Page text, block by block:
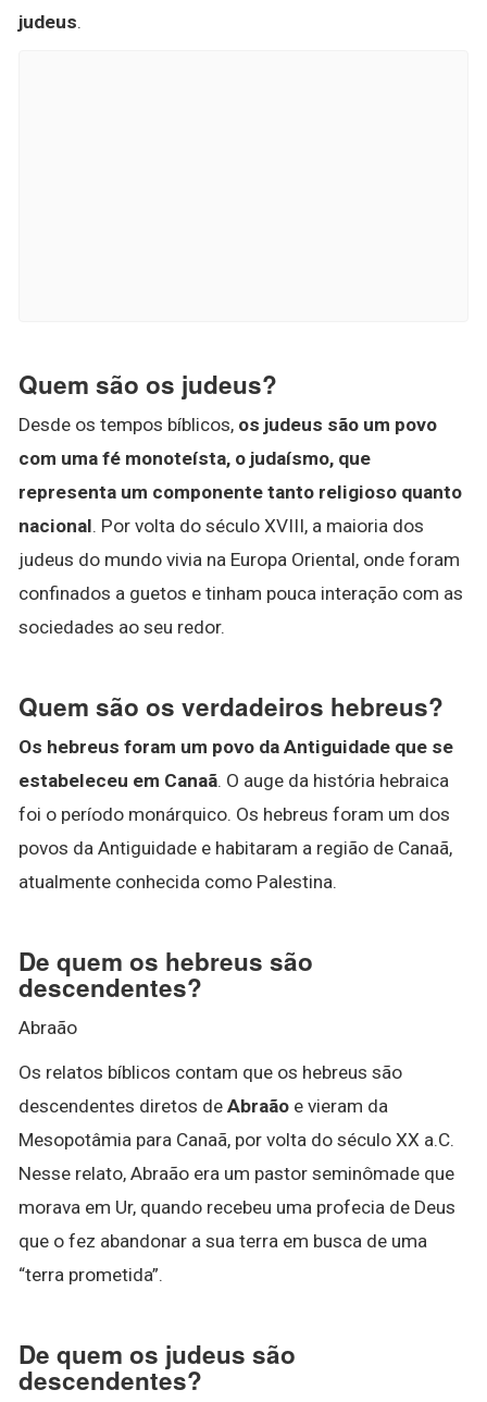
judeus.
Quem são os judeus?
Desde os tempos bíblicos, os judeus são um povo
com uma fé monoteísta, o judaísmo, que
representa um componente tanto religioso quanto
nacional. Por volta do século XVIII, a maioria dos
judeus do mundo vivia na Europa Oriental, onde foram
confinados a guetos e tinham pouca interação com as
sociedades ao seu redor.
Quem são os verdadeiros hebreus?
Os hebreus foram um povo da Antiguidade que se
estabeleceu em Canaã. O auge da história hebraica
foi o período monárquico. Os hebreus foram um dos
povos da Antiguidade e habitaram a região de Canaã,
atualmente conhecida como Palestina.
De quem os hebreus são
descendentes?
Abraão
Os relatos bíblicos contam que os hebreus são
descendentes diretos de Abraão e vieram da
Mesopotâmia para Canaã, por volta do século XX a.C.
Nesse relato, Abraão era um pastor seminômade que
morava em Ur, quando recebeu uma profecia de Deus
que o fez abandonar a sua terra em busca de uma
“terra prometida”.
De quem os judeus são
descendentes?